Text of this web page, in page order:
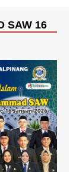
SAW 16